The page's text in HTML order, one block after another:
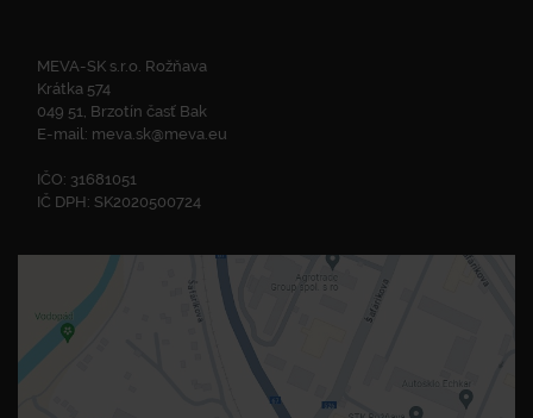
MEVA-SK s.r.o. Rožňava
Krátka 574
049 51, Brzotín časť Bak
E-mail: meva.sk@meva.eu
IČO: 31681051
IČ DPH: SK2020500724